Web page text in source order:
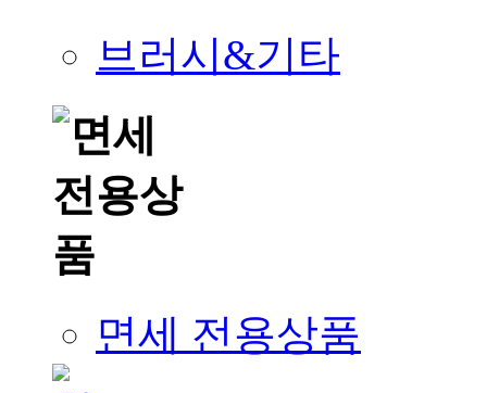
브러시&기타
면세 전용상품